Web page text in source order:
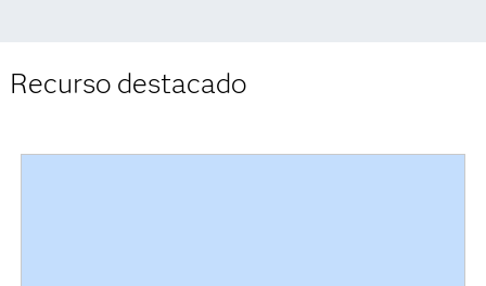
Recurso destacado